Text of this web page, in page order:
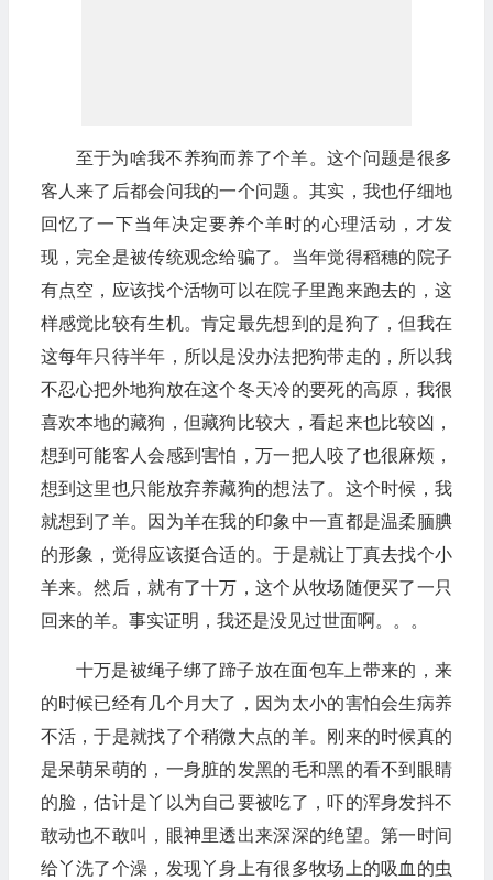
至于为啥我不养狗而养了个羊。这个问题是很多
客人来了后都会问我的一个问题。其实，我也仔细地
回忆了一下当年决定要养个羊时的心理活动，才发
现，完全是被传统观念给骗了。当年觉得稻穗的院子
有点空，应该找个活物可以在院子里跑来跑去的，这
样感觉比较有生机。肯定最先想到的是狗了，但我在
这每年只待半年，所以是没办法把狗带走的，所以我
不忍心把外地狗放在这个冬天冷的要死的高原，我很
喜欢本地的藏狗，但藏狗比较大，看起来也比较凶，
想到可能客人会感到害怕，万一把人咬了也很麻烦，
想到这里也只能放弃养藏狗的想法了。这个时候，我
就想到了羊。因为羊在我的印象中一直都是温柔腼腆
的形象，觉得应该挺合适的。于是就让丁真去找个小
羊来。然后，就有了十万，这个从牧场随便买了一只
回来的羊。事实证明，我还是没见过世面啊。。。
十万是被绳子绑了蹄子放在面包车上带来的，来
的时候已经有几个月大了，因为太小的害怕会生病养
不活，于是就找了个稍微大点的羊。刚来的时候真的
是呆萌呆萌的，一身脏的发黑的毛和黑的看不到眼睛
的脸，估计是丫以为自己要被吃了，吓的浑身发抖不
敢动也不敢叫，眼神里透出来深深的绝望。第一时间
给丫洗了个澡，发现丫身上有很多牧场上的吸血的虫